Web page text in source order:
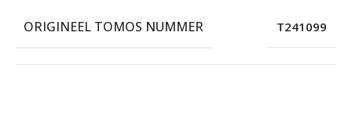
ORIGINEEL TOMOS NUMMER T241099